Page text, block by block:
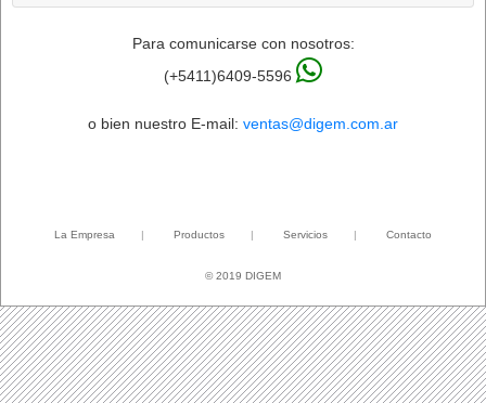
Para comunicarse con nosotros:
(+5411)6409-5596
o bien nuestro E-mail: ventas@digem.com.ar
La Empresa | Productos | Servicios | Contacto
© 2019 DIGEM